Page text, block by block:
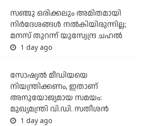
സഞ്ജു ഒരിക്കലും അമിതമായി
നിര്‍ദേശങ്ങള്‍ നല്‍കിയിരുന്നില്ല;
മനസ് തുറന്ന് യുസ്വേന്ദ്ര ചഹല്‍
1 day ago
സോഷ്യല്‍ മീഡിയയെ
നിയന്ത്രിക്കണം, ഇതാണ്
അനുയോജ്യമായ സമയം:
മുഖ്യമന്ത്രി വി.ഡി. സതീശന്‍
1 day ago